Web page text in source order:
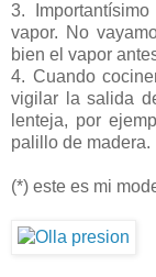
3.
vapor. No
bien el vapor
4. Cuando
vigilar la salida
lenteja, por
palillo de madera.
(*) este es mi